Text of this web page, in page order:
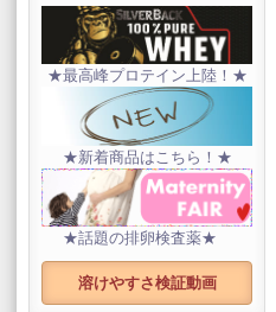
★最高峰プロテイン上陸！★
★新着商品はこちら！★
★話題の排卵検査薬★
溶けやすさ検証動画